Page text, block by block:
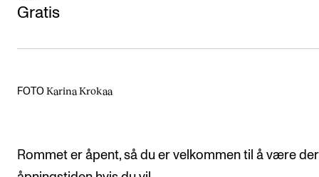
Gratis
FOTO Karina Krokaa
Rommet er åpent, så du er velkommen til å være